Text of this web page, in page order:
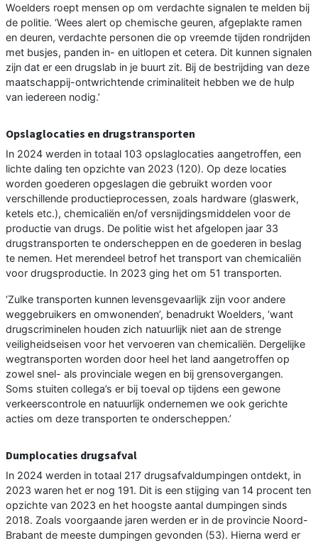
Woelders roept mensen op om verdachte signalen te melden bij
de politie. ‘Wees alert op chemische geuren, afgeplakte ramen
en deuren, verdachte personen die op vreemde tijden rondrijden
met busjes, panden in- en uitlopen et cetera. Dit kunnen signalen
zijn dat er een drugslab in je buurt zit. Bij de bestrijding van deze
maatschappij-ontwrichtende criminaliteit hebben we de hulp
van iedereen nodig.’
Opslaglocaties en drugstransporten
In 2024 werden in totaal 103 opslaglocaties aangetroffen, een
lichte daling ten opzichte van 2023 (120). Op deze locaties
worden goederen opgeslagen die gebruikt worden voor
verschillende productieprocessen, zoals hardware (glaswerk,
ketels etc.), chemicaliën en/of versnijdingsmiddelen voor de
productie van drugs. De politie wist het afgelopen jaar 33
drugstransporten te onderscheppen en de goederen in beslag
te nemen. Het merendeel betrof het transport van chemicaliën
voor drugsproductie. In 2023 ging het om 51 transporten.
‘Zulke transporten kunnen levensgevaarlijk zijn voor andere
weggebruikers en omwonenden’, benadrukt Woelders, ‘want
drugscriminelen houden zich natuurlijk niet aan de strenge
veiligheidseisen voor het vervoeren van chemicaliën. Dergelijke
wegtransporten worden door heel het land aangetroffen op
zowel snel- als provinciale wegen en bij grensovergangen.
Soms stuiten collega’s er bij toeval op tijdens een gewone
verkeerscontrole en natuurlijk ondernemen we ook gerichte
acties om deze transporten te onderscheppen.’
Dumplocaties drugsafval
In 2024 werden in totaal 217 drugsafvaldumpingen ontdekt, in
2023 waren het er nog 191. Dit is een stijging van 14 procent ten
opzichte van 2023 en het hoogste aantal dumpingen sinds
2018. Zoals voorgaande jaren werden er in de provincie Noord-
Brabant de meeste dumpingen gevonden (53). Hierna werd er